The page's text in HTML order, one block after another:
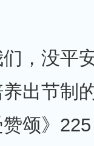
们，没
出节制
颂》